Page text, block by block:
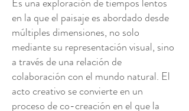
en la que el paisaje es abordado desde
múltiples dimensiones, no solo
mediante su representación visual, sino
a través de una relación de
colaboración con el mundo natural. El
acto creativo se convierte en un
proceso de co-creación en el que la